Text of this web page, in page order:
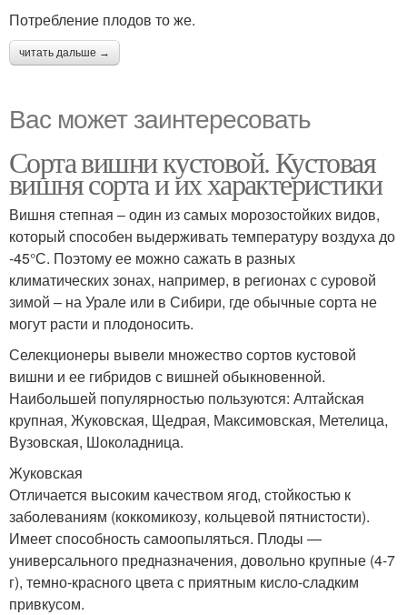
Потребление плодов то же.
читать дальше →
Вас может заинтересовать
Сорта вишни кустовой. Кустовая
вишня сорта и их характеристики
Вишня степная – один из самых морозостойких видов,
который способен выдерживать температуру воздуха до
-45°С. Поэтому ее можно сажать в разных
климатических зонах, например, в регионах с суровой
зимой – на Урале или в Сибири, где обычные сорта не
могут расти и плодоносить.
Селекционеры вывели множество сортов кустовой
вишни и ее гибридов с вишней обыкновенной.
Наибольшей популярностью пользуются: Алтайская
крупная, Жуковская, Щедрая, Максимовская, Метелица,
Вузовская, Шоколадница.
Жуковская
Отличается высоким качеством ягод, стойкостью к
заболеваниям (коккомикозу, кольцевой пятнистости).
Имеет способность самоопыляться. Плоды —
универсального предназначения, довольно крупные (4-7
г), темно-красного цвета с приятным кисло-сладким
привкусом.